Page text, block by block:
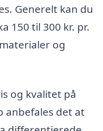
Generelt kan du
150 til 300 kr. pr.
og
og kvalitet på
anbefales det at